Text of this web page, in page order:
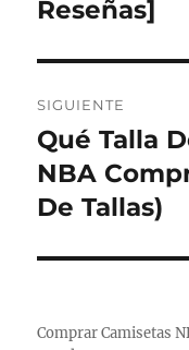
Reseñas]
SIGUIENTE
Entrada
siguiente:
Qué Talla
NBA
De Tallas)
Comprar Camisetas